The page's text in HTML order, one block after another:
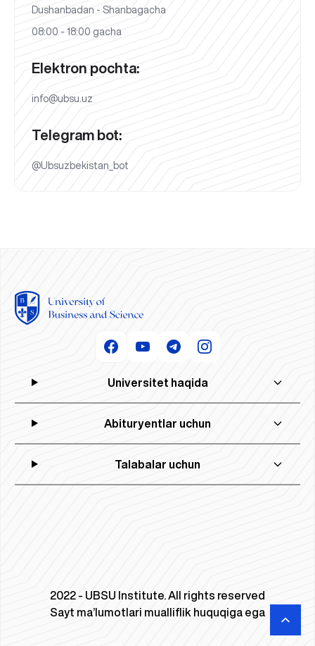
Dushanbadan - Shanbagacha
08:00 - 18:00 gacha
Elektron pochta:
info@ubsu.uz
Telegram bot:
@Ubsuzbekistan_bot
Universitet haqida
Abituryentlar uchun
Talabalar uchun
2022 - UBSU Institute. All rights reserved
Sayt ma’lumotlari mualliflik huquqiga ega